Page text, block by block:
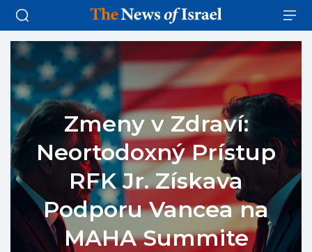
Zmeny v Zdraví:
Neortodoxný Prístup
RFK Jr. Získava
Podporu Vancea na
MAHA Summite